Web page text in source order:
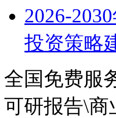
2026-
投资策略
全国免费服
可研报告\商